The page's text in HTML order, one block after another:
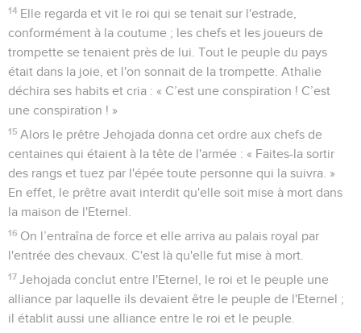
14 Elle regarda et vit le roi qui se tenait sur l'estrade,
conformément à la coutume ; les chefs et les joueurs de
trompette se tenaient près de lui. Tout le peuple du pays
était dans la joie, et l'on sonnait de la trompette. Athalie
déchira ses habits et cria : « C’est une conspiration ! C’est
une conspiration ! »
15 Alors le prêtre Jehojada donna cet ordre aux chefs de
centaines qui étaient à la tête de l'armée : « Faites-la sortir
des rangs et tuez par l'épée toute personne qui la suivra. »
En effet, le prêtre avait interdit qu'elle soit mise à mort dans
la maison de l'Eternel.
16 On l’entraîna de force et elle arriva au palais royal par
l'entrée des chevaux. C'est là qu'elle fut mise à mort.
17 Jehojada conclut entre l'Eternel, le roi et le peuple une
alliance par laquelle ils devaient être le peuple de l'Eternel ;
il établit aussi une alliance entre le roi et le peuple.